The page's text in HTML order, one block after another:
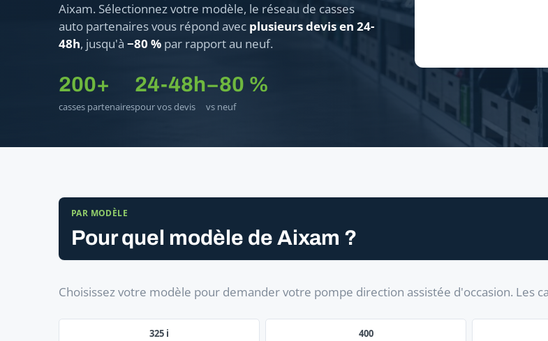
Aixam. Sélectionnez votre modèle, le réseau de casses
auto partenaires vous répond avec plusieurs devis en 24-
48h, jusqu'à −80 % par rapport au neuf.
200+
casses partenaires
24-48h
pour vos devis
−80 %
vs neuf
PAR MODÈLE
Pour quel modèle de Aixam ?
Choisissez votre modèle pour demander votre pompe direction assistée d'occasion. Les
325 i 400